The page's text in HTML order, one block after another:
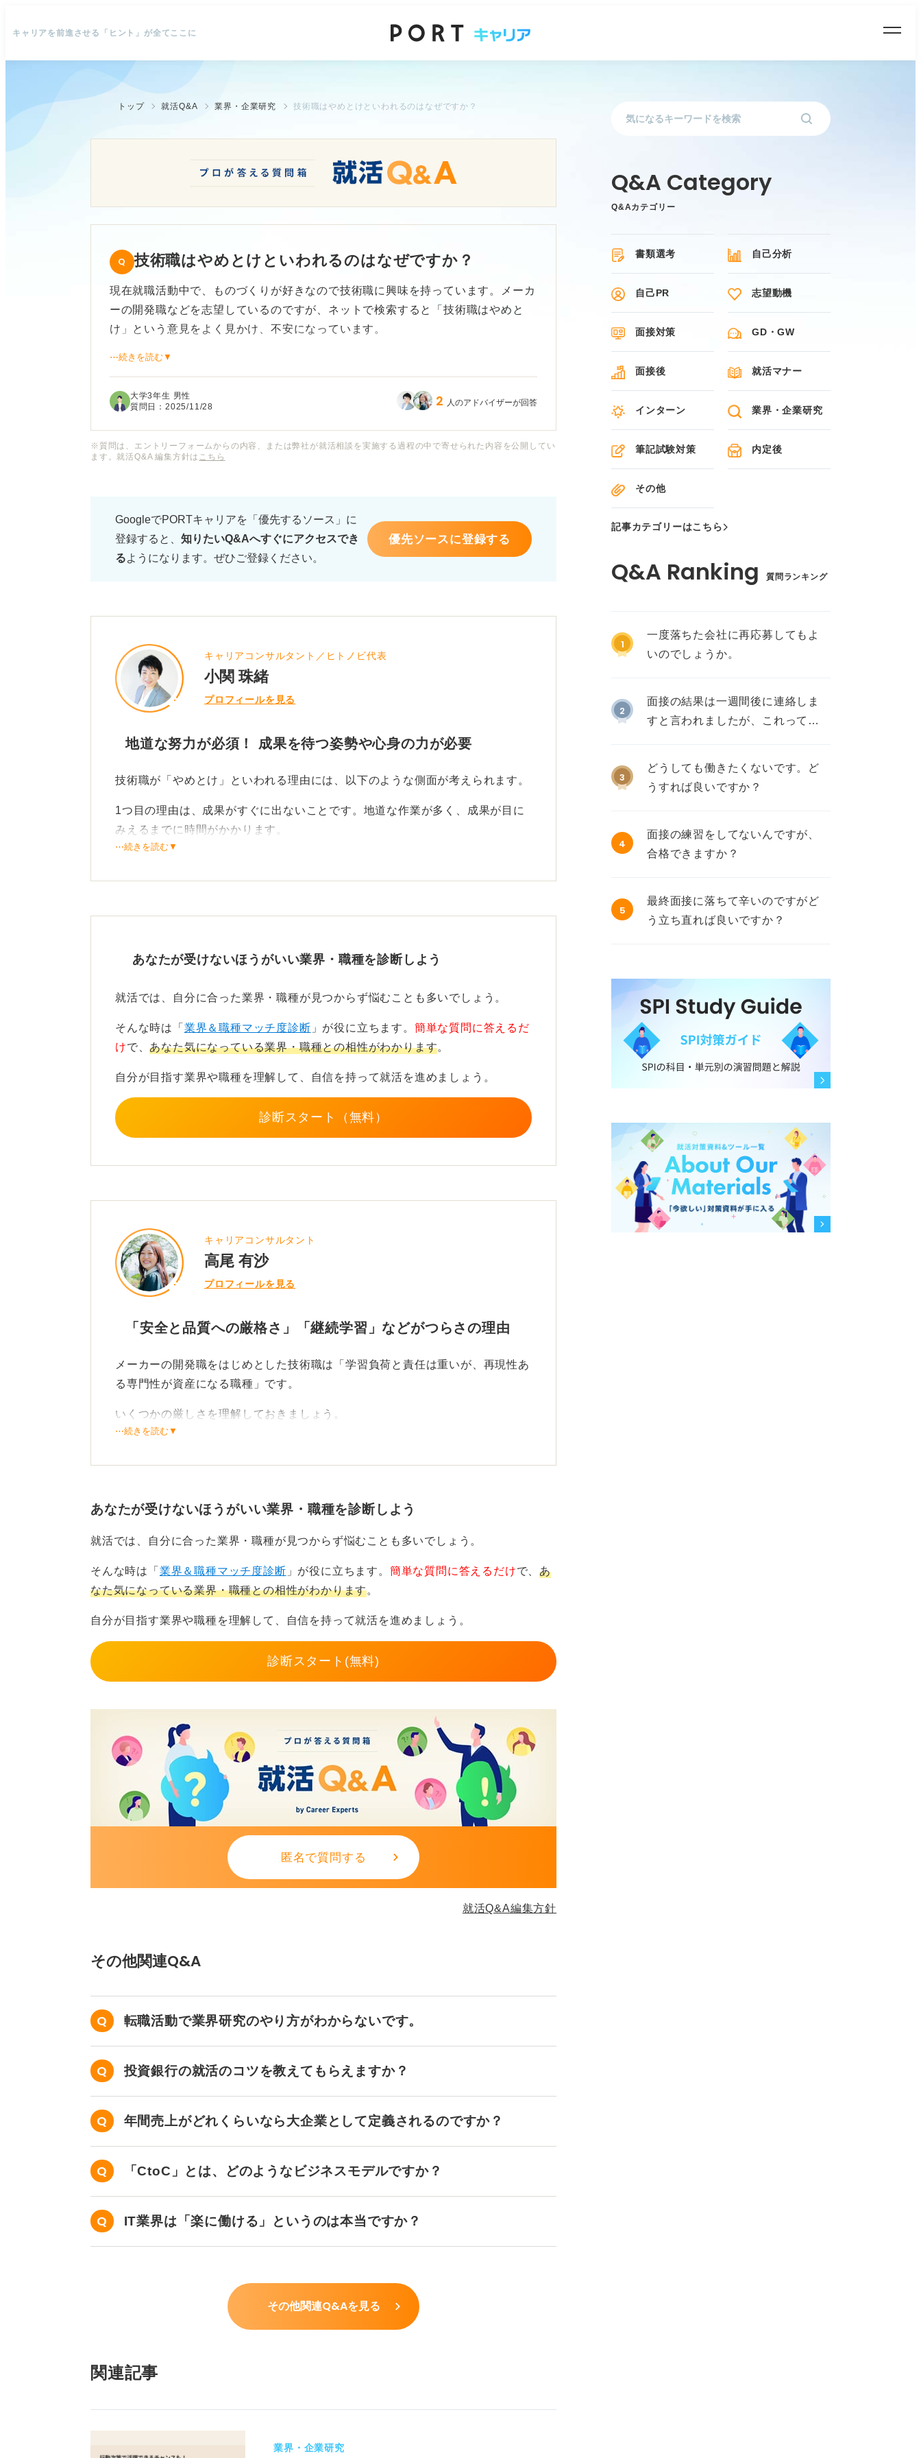
キャリアを前進させる「ヒント」が全てここに
トップ 就活Q&A 業界・企業研究 技術職はやめとけといわれるのはなぜですか？
技術職はやめとけといわれるのはなぜですか？
現在就職活動中で、ものづくりが好きなので技術職に興味を持っています。メーカ
ーの開発職などを志望しているのですが、ネットで検索すると「技術職はやめと
け」という意見をよく見かけ、不安になっています。
スをお願いいたします。
⋯続きを読む▼
大学3年生 男性
質問日：2025/11/28 2 人のアドバイザーが回答
※質問は、エントリーフォームからの内容、または弊社が就活相談を実施する過程の中で寄せられた内容を公開してい
ます。就活Q&A 編集方針は こちら
GoogleでPORTキャリアを「優先するソース」に
登録すると、 知りたいQ&Aへすぐにアクセスでき
るようになります。ぜひご登録ください。
優先ソースに登録する
キャリアコンサルタント／ヒトノビ代表
小関 珠緒
プロフィールを見る
地道な努力が必須！ 成果を待つ姿勢や心身の力が必要
技術職が「やめとけ」といわれる理由には、以下のような側面が考えられます。
1つ目の理由は、成果がすぐに出ないことです。地道な作業が多く、成果が目に
みえるまでに時間がかかります。
でかかわることもあります。努力がすぐに報われると感じにくいかもしれませ
いえます。トラブルが発生すると、原因の追及や再設計に追われ、精神的な負担
特にメーカーでは、納期・コスト・品質に対するプレッシャーも常にともないま
対応など、肉体労働の側面も持ち合わせています。
く残っている場合があります。自由な発想やスピード感を求める人には、窮屈に
5つ目として、給与面が挙げられます。営業職や企画職と比較すると、昇給のス
ピードが遅いと感じることがあるかもしれません。
カルシンキング）が好き、ミスを減らす工夫に楽しみを見いだせる、チームで協
力して改善していくことが得意な人です。
成果がすぐに出ないことが多い技術職では、ミスに対し考え抜き、待つことので
きる姿勢が大切にしましょう。
逆に、感覚や直感で動きたい人、細かい作業が苦手な人、自由な環境を好む人に
職への就業に対して検討が必要です。
⋯続きを読む▼
あなたが受けないほうがいい業界・職種を診断しよう
就活では、自分に合った業界・職種が見つからず悩むことも多いでしょう。
そんな時は「 業界＆職種マッチ度診断 」が役に立ちます。 簡単な質問に答えるだ
けで、あなた気になっている業界・職種との相性がわかります。
自分が目指す業界や職種を理解して、自信を持って就活を進めましょう。
診断スタート（無料）
キャリアコンサルタント
高尾 有沙
プロフィールを見る
「安全と品質への厳格さ」「継続学習」などがつらさの理由
メーカーの開発職をはじめとした技術職は「学習負荷と責任は重いが、再現性あ
る専門性が資産になる職種」です。
いくつかの厳しさを理解しておきましょう。
あります。
なるタイミングもあります。
さらに、継続学習が必須です。技術進歩の速い領域であればあるほど、勉強を続
そして、多部署調整です。現場・設計・購買などとかかわる必要があります。
スキルと実績が得られるメリットは大きい
一方、得られる価値も大きいです。メリットとして以下のようなものが挙げられ
②課題分解力が身に付く
③プロセス改善の実績ができる
④特許など自分の実績として名前が残る
粘り強い人が向く一方、そうでない人には難しい
向いているのはものづくりが好きかつ得意で、粘り強く問題解決に取り組める、
新しいことを学ぶ意欲が高い、手順と安全を守れる、集中力、そして記録・伝達
手、記録が苦手、再現性が担保できないなどの特性のある人です。
0
⋯続きを読む▼
あなたが受けないほうがいい業界・職種を診断しよう
就活では、自分に合った業界・職種が見つからず悩むことも多いでしょう。
そんな時は「 業界＆職種マッチ度診断 」が役に立ちます。 簡単な質問に答えるだけで、あ
なた気になっている業界・職種との相性がわかります。
自分が目指す業界や職種を理解して、自信を持って就活を進めましょう。
診断スタート(無料)
匿名で質問する
就活Q&A編集方針
その他関連Q&A
転職活動で業界研究のやり方がわからないです。
投資銀行の就活のコツを教えてもらえますか？
年間売上がどれくらいなら大企業として定義されるのですか？
「CtoC」とは、どのようなビジネスモデルですか？
IT業界は「楽に働ける」というのは本当ですか？
その他関連Q&Aを見る
関連記事
業界・企業研究
Q&Aカテゴリー
書類選考 自己分析
自己PR 志望動機
面接対策 GD・GW
面接後 就活マナー
インターン 業界・企業研究
筆記試験対策 内定後
その他
記事カテゴリーはこちら
質問ランキング
1
一度落ちた会社に再応募してもよ
いのでしょうか。
2
面接の結果は一週間後に連絡しま
すと言われましたが、これって不
3
どうしても働きたくないです。ど
うすれば良いですか？
4
面接の練習をしてないんですが、
合格できますか？
5
最終面接に落ちて辛いのですがど
う立ち直れば良いですか？